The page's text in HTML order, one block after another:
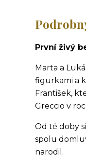
První živý
Marta a
figurkami a
František,
Greccio v
Od té doby
spolu
narodil.